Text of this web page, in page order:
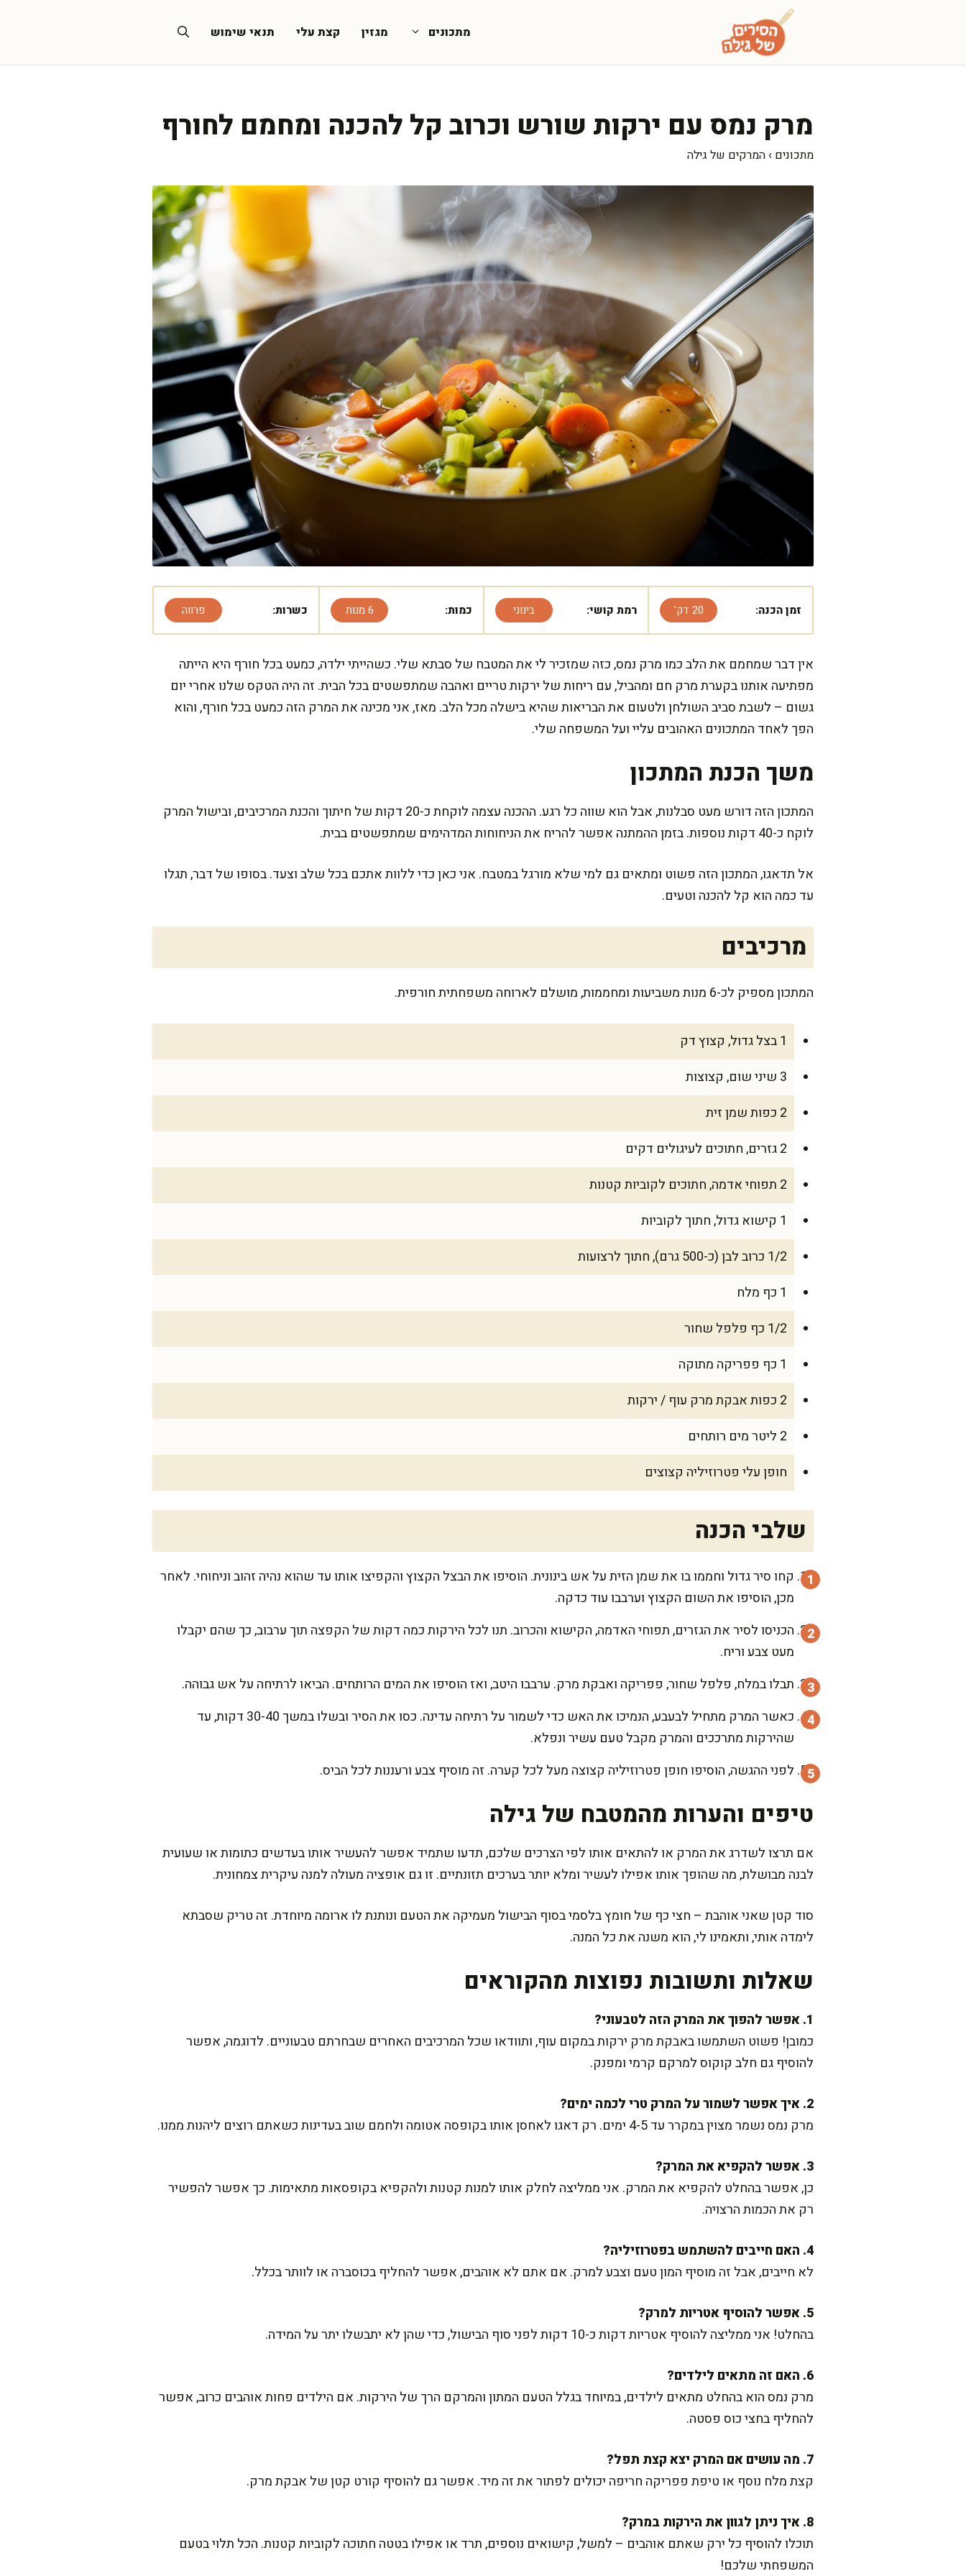
מתכונים מגזין קצת עלי תנאי שימוש
מרק נמס עם ירקות שורש וכרוב קל להכנה ומחמם לחורף
מתכונים › המרקים של גילה
זמן הכנה: 20 דק' רמת קושי: בינוני כמות: 6 מנות כשרות: פרווה
אין דבר שמחמם את הלב כמו מרק נמס, כזה שמזכיר לי את המטבח של סבתא שלי. כשהייתי ילדה, כמעט בכל חורף היא הייתה
מפתיעה אותנו בקערת מרק חם ומהביל, עם ריחות של ירקות טריים ואהבה שמתפשטים בכל הבית. זה היה הטקס שלנו אחרי יום
גשום – לשבת סביב השולחן ולטעום את הבריאות שהיא בישלה מכל הלב. מאז, אני מכינה את המרק הזה כמעט בכל חורף, והוא
הפך לאחד המתכונים האהובים עליי ועל המשפחה שלי.
משך הכנת המתכון
המתכון הזה דורש מעט סבלנות, אבל הוא שווה כל רגע. ההכנה עצמה לוקחת כ-20 דקות של חיתוך והכנת המרכיבים, ובישול המרק
לוקח כ-40 דקות נוספות. בזמן ההמתנה אפשר להריח את הניחוחות המדהימים שמתפשטים בבית.
אל תדאגו, המתכון הזה פשוט ומתאים גם למי שלא מורגל במטבח. אני כאן כדי ללוות אתכם בכל שלב וצעד. בסופו של דבר, תגלו
עד כמה הוא קל להכנה וטעים.
מרכיבים
המתכון מספיק לכ-6 מנות משביעות ומחממות, מושלם לארוחה משפחתית חורפית.
1 בצל גדול, קצוץ דק
3 שיני שום, קצוצות
2 כפות שמן זית
2 גזרים, חתוכים לעיגולים דקים
2 תפוחי אדמה, חתוכים לקוביות קטנות
1 קישוא גדול, חתוך לקוביות
1/2 כרוב לבן (כ-500 גרם), חתוך לרצועות
1 כף מלח
1/2 כף פלפל שחור
1 כף פפריקה מתוקה
2 כפות אבקת מרק עוף / ירקות
2 ליטר מים רותחים
חופן עלי פטרוזיליה קצוצים
שלבי הכנה
קחו סיר גדול וחממו בו את שמן הזית על אש בינונית. הוסיפו את הבצל הקצוץ והקפיצו אותו עד שהוא נהיה זהוב וניחוחי. לאחר
מכן, הוסיפו את השום הקצוץ וערבבו עוד כדקה.
הכניסו לסיר את הגזרים, תפוחי האדמה, הקישוא והכרוב. תנו לכל הירקות כמה דקות של הקפצה תוך ערבוב, כך שהם יקבלו
מעט צבע וריח.
תבלו במלח, פלפל שחור, פפריקה ואבקת מרק. ערבבו היטב, ואז הוסיפו את המים הרותחים. הביאו לרתיחה על אש גבוהה.
כאשר המרק מתחיל לבעבע, הנמיכו את האש כדי לשמור על רתיחה עדינה. כסו את הסיר ובשלו במשך 30-40 דקות, עד
שהירקות מתרככים והמרק מקבל טעם עשיר ונפלא.
לפני ההגשה, הוסיפו חופן פטרוזיליה קצוצה מעל לכל קערה. זה מוסיף צבע ורעננות לכל הביס.
טיפים והערות מהמטבח של גילה
אם תרצו לשדרג את המרק או להתאים אותו לפי הצרכים שלכם, תדעו שתמיד אפשר להעשיר אותו בעדשים כתומות או שעועית
לבנה מבושלת, מה שהופך אותו אפילו לעשיר ומלא יותר בערכים תזונתיים. זו גם אופציה מעולה למנה עיקרית צמחונית.
סוד קטן שאני אוהבת – חצי כף של חומץ בלסמי בסוף הבישול מעמיקה את הטעם ונותנת לו ארומה מיוחדת. זה טריק שסבתא
לימדה אותי, ותאמינו לי, הוא משנה את כל המנה.
שאלות ותשובות נפוצות מהקוראים
1. אפשר להפוך את המרק הזה לטבעוני?
כמובן! פשוט השתמשו באבקת מרק ירקות במקום עוף, ותוודאו שכל המרכיבים האחרים שבחרתם טבעוניים. לדוגמה, אפשר
להוסיף גם חלב קוקוס למרקם קרמי ומפנק.
2. איך אפשר לשמור על המרק טרי לכמה ימים?
מרק נמס נשמר מצוין במקרר עד 4-5 ימים. רק דאגו לאחסן אותו בקופסה אטומה ולחמם שוב בעדינות כשאתם רוצים ליהנות ממנו.
3. אפשר להקפיא את המרק?
כן, אפשר בהחלט להקפיא את המרק. אני ממליצה לחלק אותו למנות קטנות ולהקפיא בקופסאות מתאימות. כך אפשר להפשיר
רק את הכמות הרצויה.
4. האם חייבים להשתמש בפטרוזיליה?
לא חייבים, אבל זה מוסיף המון טעם וצבע למרק. אם אתם לא אוהבים, אפשר להחליף בכוסברה או לוותר בכלל.
5. אפשר להוסיף אטריות למרק?
בהחלט! אני ממליצה להוסיף אטריות דקות כ-10 דקות לפני סוף הבישול, כדי שהן לא יתבשלו יתר על המידה.
6. האם זה מתאים לילדים?
מרק נמס הוא בהחלט מתאים לילדים, במיוחד בגלל הטעם המתון והמרקם הרך של הירקות. אם הילדים פחות אוהבים כרוב, אפשר
להחליף בחצי כוס פסטה.
7. מה עושים אם המרק יצא קצת תפל?
קצת מלח נוסף או טיפת פפריקה חריפה יכולים לפתור את זה מיד. אפשר גם להוסיף קורט קטן של אבקת מרק.
8. איך ניתן לגוון את הירקות במרק?
תוכלו להוסיף כל ירק שאתם אוהבים – למשל, קישואים נוספים, תרד או אפילו בטטה חתוכה לקוביות קטנות. הכל תלוי בטעם
המשפחתי שלכם!